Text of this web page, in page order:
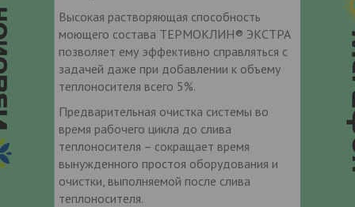
Высокая растворяющая способность
моющего состава ТЕРМОКЛИН® ЭКСТРА
позволяет ему эффективно справляться с
задачей даже при добавлении к объему
теплоносителя всего 5%.
Предварительная очистка системы во
время рабочего цикла до слива
теплоносителя – сокращает время
вынужденного простоя оборудования и
очистки, выполняемой после слива
теплоносителя.